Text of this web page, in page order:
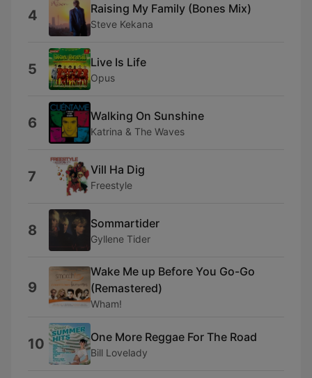
4 Raising My Family (Bones Mix)
Steve Kekana
5 Live Is Life
Opus
6 Walking On Sunshine
Katrina & The Waves
7 Vill Ha Dig
Freestyle
8 Sommartider
Gyllene Tider
9
Wake Me up Before You Go-Go
(Remastered)
Wham!
10 One More Reggae For The Road
Bill Lovelady